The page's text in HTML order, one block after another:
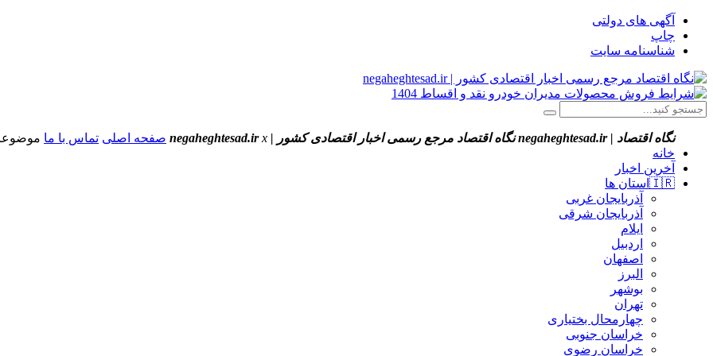
آگهی های دولتی
چاپ
شناسنامه سایت
نگاه اقتصاد | negaheghtesad.ir نگاه اقتصاد مرجع رسمی اخبار اقتصادی کشور | negaheghtesad.ir x صفحه اصلی تماس با ما
خانه
آخرین اخبار
🇮🇷استان ‌ها
آذربایجان غربی
آذربایجان شرقی
ایلام
اردبیل
اصفهان
البرز
بوشهر
تهران
چهارمحال بختیاری
خراسان جنوبی
خراسان رضوی